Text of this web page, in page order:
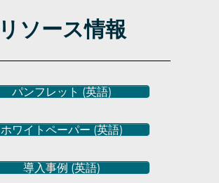
リソース情報
パンフレット (英語)
ホワイトペーパー (英語)
導入事例 (英語)